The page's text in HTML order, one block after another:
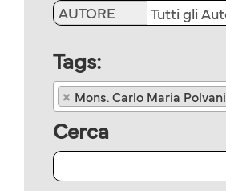
AUTORE
Tags:
× Mons. Carlo Maria Polvani
Cerca